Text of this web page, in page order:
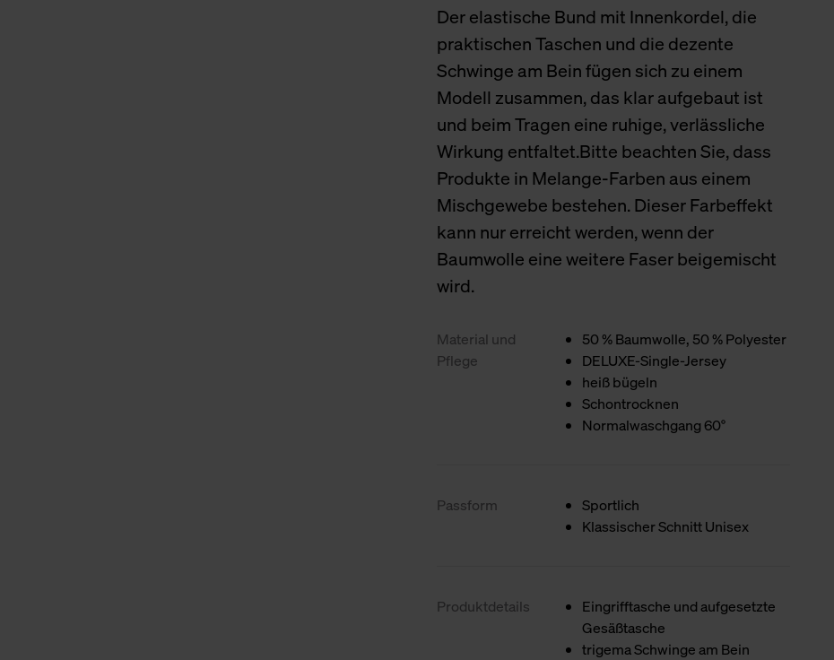
Der elastische Bund mit Innenkordel, die
praktischen Taschen und die dezente
Schwinge am Bein fügen sich zu einem
Modell zusammen, das klar aufgebaut ist
und beim Tragen eine ruhige, verlässliche
Wirkung entfaltet.Bitte beachten Sie, dass
Produkte in Melange-Farben aus einem
Mischgewebe bestehen. Dieser Farbeffekt
kann nur erreicht werden, wenn der
Baumwolle eine weitere Faser beigemischt
wird.
Material und
Pflege
50 % Baumwolle, 50 % Polyester
DELUXE-Single-Jersey
heiß bügeln
Schontrocknen
Normalwaschgang 60°
Passform
Sportlich
Klassischer Schnitt Unisex
Produktdetails
Eingrifftasche und aufgesetzte
Gesäßtasche
trigema Schwinge am Bein